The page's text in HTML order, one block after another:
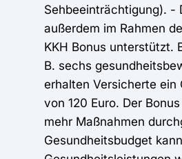
Sehbeeinträchtigung). -
außerdem im Rahmen
KKH Bonus unterstützt.
B. sechs
erhalten Versicherte ein
von 120 Euro. Der
mehr Maßnahmen
Gesundheitsbudget